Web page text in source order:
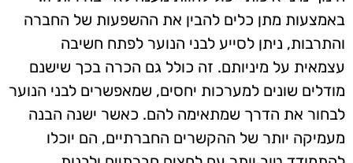
באמצעות מתן כלים להבין את ההשפעות של החברה
והתרבות, ניתן לסייע לבני הנוער לפתח חשיבה
עצמאית על מיניותם. זה כולל גם הכרה בכך שישנם
מודלים שונים למערכות יחסים, שמאפשרים לבני הנוער
לבחור את הדרך שמתאימה להם. כאשר ישנה הבנה
מעמיקה יותר של ההקשרים החברתיים, הם יוכלו